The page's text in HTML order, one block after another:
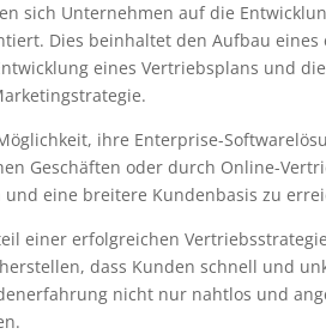
sich Unternehmen auf die
Dies beinhaltet den Aufbau
eines Vertriebsplans und
ihre Enterprise-
Geschäften oder durch Online-
eine breitere Kundenbasis zu
einer erfolgreichen
dass Kunden schnell und
nicht nur nahtlos und